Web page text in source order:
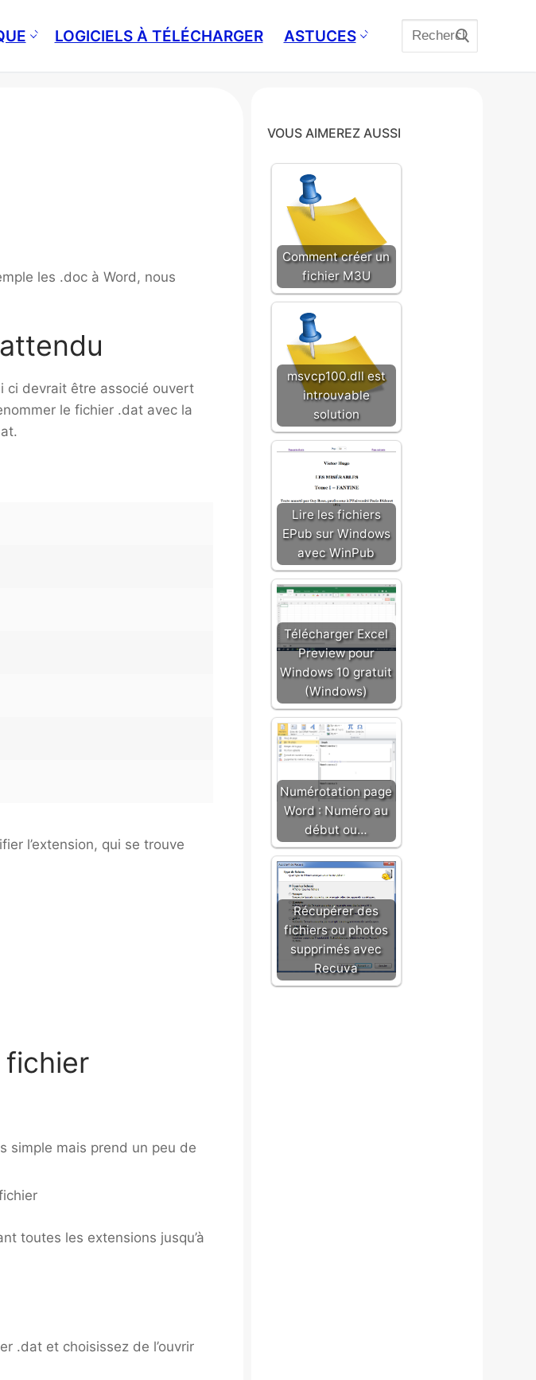
LOGICIELS À TÉLÉCHARGER ASTUCES
Rechercher
:
les .doc à Word, nous
ci devrait être associé ouvert
le fichier .dat avec la
l’extension, qui se trouve
fichier
simple mais prend un peu de
toutes les extensions jusqu’à
.dat et choisissez de l’ouvrir
VOUS AIMEREZ AUSSI
Comment créer un
fichier M3U
msvcp100.dll est
introuvable
solution
Lire les fichiers
EPub sur Windows
avec WinPub
Télécharger Excel
Preview pour
Windows 10 gratuit
(Windows)
Numérotation page
Word : Numéro au
début ou…
Récupérer des
fichiers ou photos
supprimés avec
Recuva